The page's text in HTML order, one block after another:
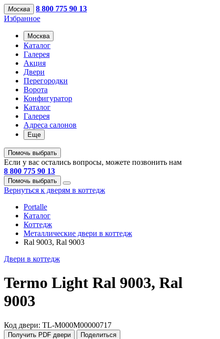
Москва
8 800 775 90 13
Избранное
Москва
Каталог
Галерея
Акция
Двери
Перегородки
Ворота
Конфигуратор
Каталог
Галерея
Адреса салонов
Еще
Помочь выбрать
Если у вас остались вопросы, можете позвонить нам
8 800 775 90 13
Помочь выбрать
Вернуться к дверям в коттедж
Portalle
Каталог
Коттедж
Металлические двери в коттедж
Ral 9003, Ral 9003
Двери в коттедж
Termo Light Ral 9003, Ral
9003
Код двери: TL-M000M00000717
Получить PDF двери Поделиться